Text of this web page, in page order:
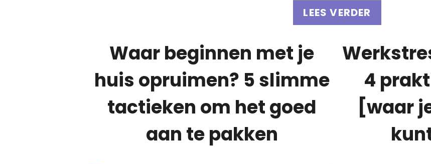
LEES VERDER
Waar beginnen met je
huis opruimen? 5 slimme
tactieken om het goed
aan te pakken
4
[waar